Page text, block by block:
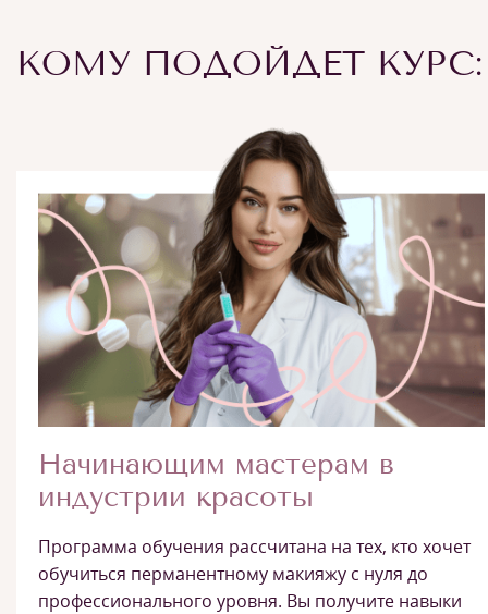
КОМУ ПОДОЙДЕТ КУРС:
Начинающим мастерам в
индустрии красоты
Программа обучения рассчитана на тех, кто хочет
обучиться перманентному макияжу с нуля до
профессионального уровня. Вы получите навыки